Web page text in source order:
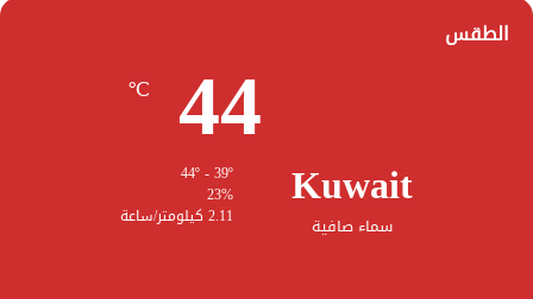
الطقس
Kuwait
سماء صافية
44
℃
23%
2.11 كيلومتر/ساعة